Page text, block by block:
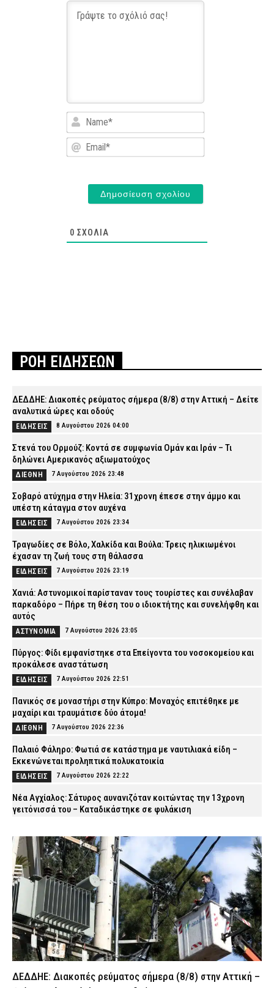
Name*
Email*
0 ΣΧΌΛΙΑ
ΡΟΗ ΕΙΔΗΣΕΩΝ
ΔΕΔΔΗΕ: Διακοπές ρεύματος σήμερα (8/8) στην Αττική – Δείτε
αναλυτικά ώρες και οδούς
ΕΙΔΗΣΕΙΣ 8 Αυγούστου 2026 04:00
Στενά του Ορμούζ: Κοντά σε συμφωνία Ομάν και Ιράν – Τι
δηλώνει Αμερικανός αξιωματούχος
ΔΙΕΘΝΗ 7 Αυγούστου 2026 23:48
Σοβαρό ατύχημα στην Ηλεία: 31χρονη έπεσε στην άμμο και
υπέστη κάταγμα στον αυχένα
ΕΙΔΗΣΕΙΣ 7 Αυγούστου 2026 23:34
Τραγωδίες σε Βόλο, Χαλκίδα και Βούλα: Τρεις ηλικιωμένοι
έχασαν τη ζωή τους στη θάλασσα
ΕΙΔΗΣΕΙΣ 7 Αυγούστου 2026 23:19
Χανιά: Αστυνομικοί παρίσταναν τους τουρίστες και συνέλαβαν
παρκαδόρο – Πήρε τη θέση του ο ιδιοκτήτης και συνελήφθη και
αυτός
ΑΣΤΥΝΟΜΙΑ 7 Αυγούστου 2026 23:05
Πύργος: Φίδι εμφανίστηκε στα Επείγοντα του νοσοκομείου και
προκάλεσε αναστάτωση
ΕΙΔΗΣΕΙΣ 7 Αυγούστου 2026 22:51
Πανικός σε μοναστήρι στην Κύπρο: Μοναχός επιτέθηκε με
μαχαίρι και τραυμάτισε δύο άτομα!
ΔΙΕΘΝΗ 7 Αυγούστου 2026 22:36
Παλαιό Φάληρο: Φωτιά σε κατάστημα με ναυτιλιακά είδη –
Εκκενώνεται προληπτικά πολυκατοικία
ΕΙΔΗΣΕΙΣ 7 Αυγούστου 2026 22:22
Νέα Αγχίαλος: Σάτυρος αυνανιζόταν κοιτώντας την 13χρονη
γειτόνισσά του – Καταδικάστηκε σε φυλάκιση
Σκιάθος: «Με ξυλοκόπησαν και με άφησαν αιμόφυρτο στο
δρόμο» – Άγριος καβγάς με λοστάρια, μαχαίρια και σφυριά
ΔΙΚΑΙΟΣΥΝΗ 7 Αυγούστου 2026 21:53
Εξαφάνιση 15χρονου στην Αθήνα: Τι αναφέρει το «Χαμόγελο του
Παιδιού»
ΕΙΔΗΣΕΙΣ 7 Αυγούστου 2026 21:39
Συνελήφθησαν σε Καβάλα και Αλεξανδρούπολη τρεις άνδρες
για ναρκωτικά και λαθραίο καπνό
ΔΕΔΔΗΕ: Διακοπές ρεύματος σήμερα (8/8) στην Αττική –